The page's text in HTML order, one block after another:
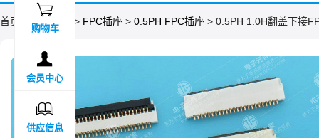
首页 > 分类目录 > FPC插座 > 0.5PH FPC插座 > 0.5PH 1.0H翻盖下接

购物车

会员中心

供应信息